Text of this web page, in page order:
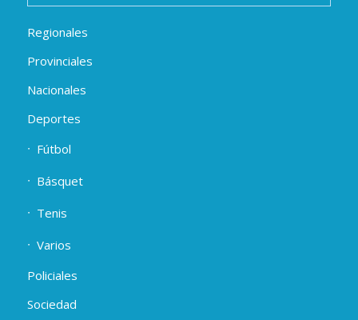
Regionales
Provinciales
Nacionales
Deportes
Fútbol
Básquet
Tenis
Varios
Policiales
Sociedad